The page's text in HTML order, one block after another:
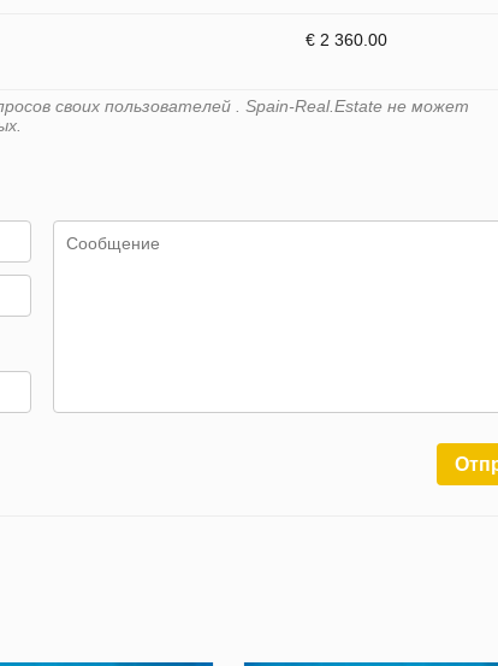
€ 2 360.00
своих пользователей . Spain-Real.Estate не может